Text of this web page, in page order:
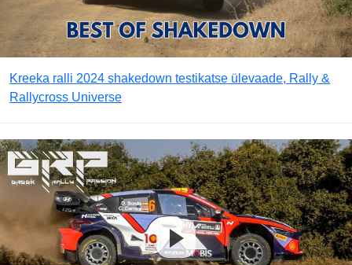
Kreeka ralli 2024 shakedown testikatse ülevaade, Rally &
Rallycross Universe